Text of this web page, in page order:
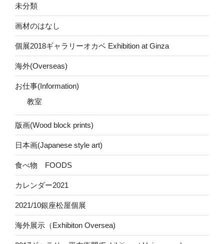
未分類
画材のはなし
個展2018ギャラリーオカベ Exhibition at Ginza
海外(Overseas)
お仕事(Information)
教室
版画(Wood block prints)
日本画(Japanese style art)
食べ物 FOODS
カレンダー2021
2021/10銀座松屋個展
海外展示（Exhibiton Oversea)